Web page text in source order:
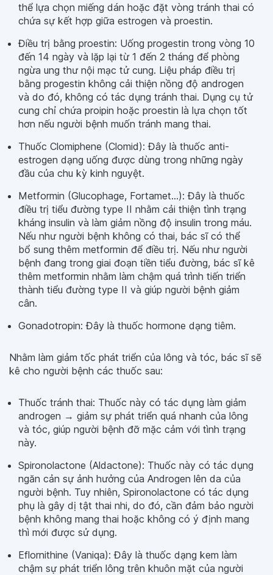
thể lựa chọn miếng dán hoặc đặt vòng tránh thai có
chứa sự kết hợp giữa estrogen và proestin.
Điều trị bằng proestin: Uống progestin trong vòng 10
đến 14 ngày và lặp lại từ 1 đến 2 tháng để phòng
ngừa ung thư nội mạc tử cung. Liệu pháp điều trị
bằng progestin không cải thiện nồng độ androgen
và do đó, không có tác dụng tránh thai. Dụng cụ tử
cung chỉ chứa proipin hoặc proestin là lựa chọn tốt
hơn nếu người bệnh muốn tránh mang thai.
Thuốc Clomiphene (Clomid): Đây là thuốc anti-
estrogen dạng uống được dùng trong những ngày
đầu của chu kỳ kinh nguyệt.
Metformin (Glucophage, Fortamet…): Đây là thuốc
điều trị tiểu đường type II nhằm cải thiện tình trạng
kháng insulin và làm giảm nồng độ insulin trong máu.
Nếu như người bệnh không có thai, bác sĩ có thể
bổ sung thêm metformin để điều trị. Nếu như người
bệnh đang trong giai đoạn tiền tiểu đường, bác sĩ kê
thêm metformin nhằm làm chậm quá trình tiến triển
thành tiểu đường type II và giúp người bệnh giảm
cân.
Gonadotropin: Đây là thuốc hormone dạng tiêm.
Nhằm làm giảm tốc phát triển của lông và tóc, bác sĩ sẽ
kê cho người bệnh các thuốc sau:
Thuốc tránh thai: Thuốc này có tác dụng làm giảm
androgen → giảm sự phát triển quá nhanh của lông
và tóc, giúp người bệnh đỡ mặc cảm với tình trạng
này.
Spironolactone (Aldactone): Thuốc này có tác dụng
ngăn cản sự ảnh hưởng của Androgen lên da của
người bệnh. Tuy nhiên, Spironolactone có tác dụng
phụ là gây dị tật thai nhi, do đó, cần đảm bảo người
bệnh không mang thai hoặc không có ý định mang
thì mới được sử dụng.
Eflornithine (Vaniqa): Đây là thuốc dạng kem làm
chậm sự phát triển lông trên khuôn mặt của người